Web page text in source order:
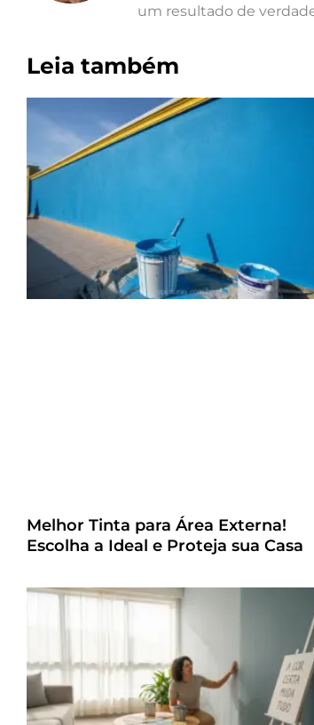
um resultado de
Leia também
Melhor Tinta para Área Externa!
Escolha a Ideal e Proteja sua Casa